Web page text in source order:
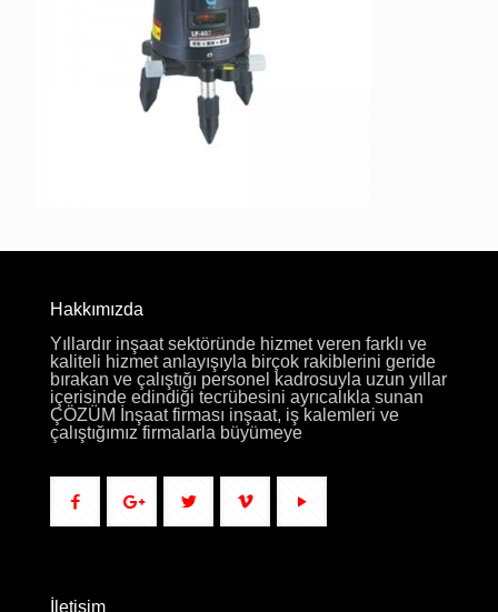
Hakkımızda
Yıllardır inşaat sektöründe hizmet veren farklı ve
kaliteli hizmet anlayışıyla birçok rakiblerini geride
bırakan ve çalıştığı personel kadrosuyla uzun yıllar
içerisinde edindiği tecrübesini ayrıcalıkla sunan
ÇÖZÜM İnşaat firması inşaat, iş kalemleri ve
çalıştığımız firmalarla büyümeye
İletişim